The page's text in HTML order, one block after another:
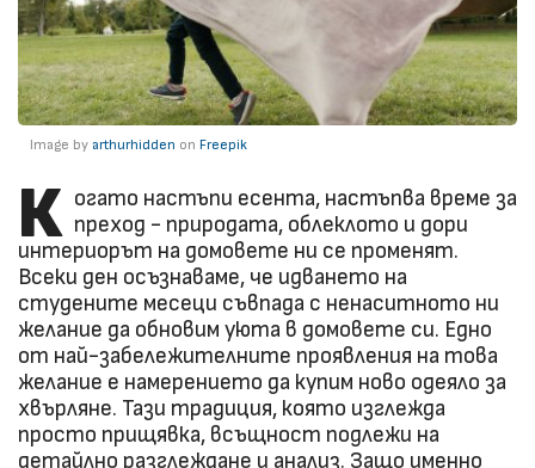
Image by arthurhidden on Freepik
К огато настъпи есента, настъпва време за
преход - природата, облеклото и дори
интериорът на домовете ни се променят.
Всеки ден осъзнаваме, че идването на
студените месеци съвпада с ненаситното ни
желание да обновим уюта в домовете си. Едно
от най-забележителните проявления на това
желание е намерението да купим ново одеяло за
хвърляне. Тази традиция, която изглежда
просто прищявка, всъщност подлежи на
детайлно разглеждане и анализ. Защо именно